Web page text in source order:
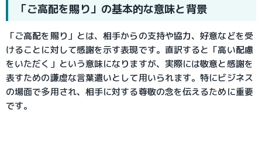
「ご高配を賜り」の基本的な意味と背景
「ご高配を賜り」とは、相手からの支持や協力、好意などを受
けることに対して感謝を示す表現です。直訳すると「高い配慮
をいただく」という意味になりますが、実際には敬意と感謝を
表すための謙虚な言葉遣いとして用いられます。特にビジネス
の場面で多用され、相手に対する尊敬の念を伝えるために重要
です。